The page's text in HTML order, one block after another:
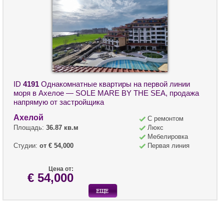
ID 4191 Однакомнатные квартиры на первой линии
моря в Ахелое — SOLE MARE BY THE SEA, продажа
напрямую от застройщика
Ахелой
Площадь: 36.87 кв.м
Студии: от € 54,000
С ремонтом
Люкс
Мебелировка
Первая линия
Цена от:
€ 54,000